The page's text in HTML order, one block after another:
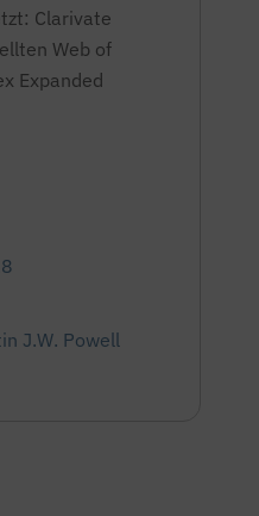
Clarivate
Web of
Expanded
J.W. Powell